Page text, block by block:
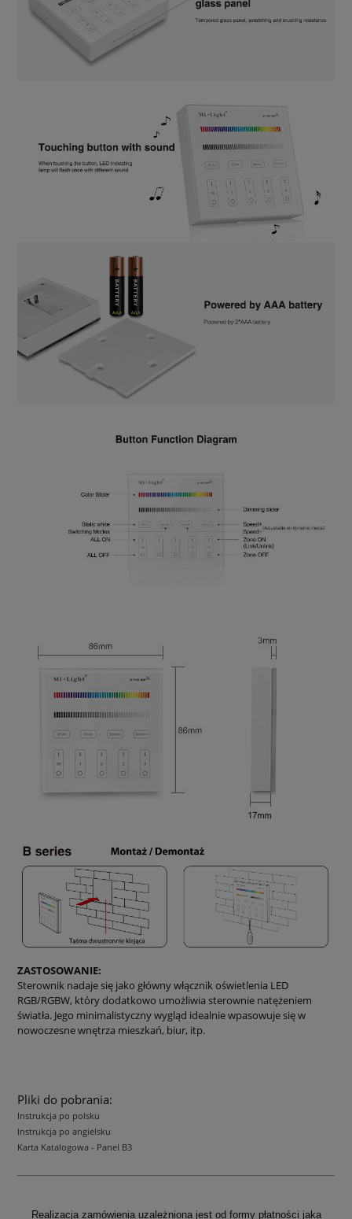
ZASTOSOWANIE:
Sterownik nadaje się jako główny włącznik oświetlenia LED
RGB/RGBW, który dodatkowo umożliwia sterownie natężeniem
światła. Jego minimalistyczny wygląd idealnie wpasowuje się w
nowoczesne wnętrza mieszkań, biur, itp.
Pliki do pobrania:
Instrukcja po polsku
Instrukcja po angielsku
Karta Katalogowa - Panel B3
Realizacja zamówienia uzależniona jest od formy płatności jaka